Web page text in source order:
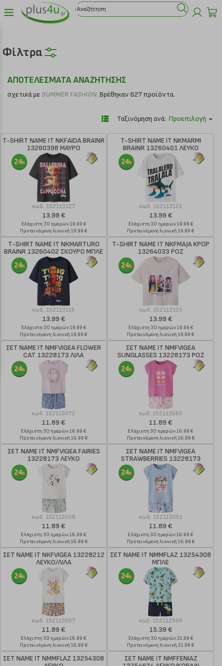
Φίλτρα
ΑΠΟΤΕΛΕΣΜΑΤΑ ΑΝΑΖΗΤΗΣΗΣ
σχετικά με SUMMER FASHION.Βρέθηκαν 627 προϊόντα.
Ταξινόμηση ανά: Προεπιλογή
T-SHIRT NAME IT NKFAIDA BRAINR
13260398 ΜΑΥΡΟ
κωδ. 152113127
13.99 €
Ελάχιστη 30 ημερών 19.99 €
Προτεινόμενη λιανική 19.99 €
T-SHIRT NAME IT NKMARMI
BRAINR 13260401 ΛΕΥΚΟ
κωδ. 152113121
13.99 €
Ελάχιστη 30 ημερών 19.99 €
Προτεινόμενη λιανική 19.99 €
T-SHIRT NAME IT NKMARTURO
BRAINR 13260402 ΣΚΟΥΡΟ ΜΠΛΕ
κωδ. 152113115
13.99 €
Ελάχιστη 30 ημερών 19.99 €
Προτεινόμενη λιανική 19.99 €
T-SHIRT NAME IT NKFMAJA KPOP
13264033 ΡΟΖ
κωδ. 152113103
13.99 €
Ελάχιστη 30 ημερών 19.99 €
Προτεινόμενη λιανική 19.99 €
ΣΕΤ NAME IT NMFVIGEA FLOWER
CAT 13228173 ΛΙΛΑ
κωδ. 152113072
11.89 €
Ελάχιστη 30 ημερών 16.99 €
Προτεινόμενη λιανική 16.99 €
ΣΕΤ NAME IT NMFVIGEA
SUNGLASSES 13228173 ΡΟΖ
κωδ. 152113065
11.89 €
Ελάχιστη 30 ημερών 16.99 €
Προτεινόμενη λιανική 16.99 €
ΣΕΤ NAME IT NMFVIGEA FAIRIES
13228173 ΛΕΥΚΟ
κωδ. 152113058
11.89 €
Ελάχιστη 30 ημερών 16.99 €
Προτεινόμενη λιανική 16.99 €
ΣΕΤ NAME IT NMFVIGEA
STRAWBERRIES 13228173
ΓΑΛΑΖΙΟ
κωδ. 152113051
11.89 €
Ελάχιστη 30 ημερών 16.99 €
Προτεινόμενη λιανική 16.99 €
ΣΕΤ NAME IT NKFVIGEA 13228212
ΛΕΥΚΟ/ΛΙΛΑ
κωδ. 152113007
11.89 €
Ελάχιστη 30 ημερών 16.99 €
Προτεινόμενη λιανική 16.99 €
ΣΕΤ NAME IT NMMFLAZ 13254308
ΜΠΛΕ
κωδ. 152112999
15.39 €
Ελάχιστη 30 ημερών 21.99 €
Προτεινόμενη λιανική 21.99 €
ΣΕΤ NAME IT NMMFLAZ 13254308
ΣΕΤ NAME IT NMFFENIAZ